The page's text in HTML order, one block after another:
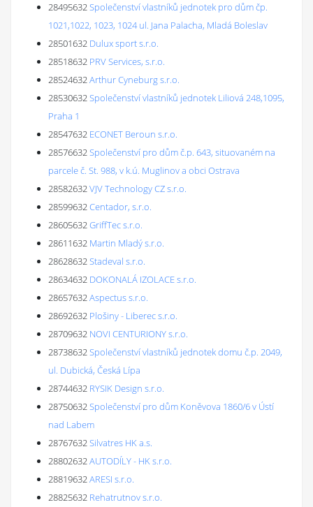
28495632Společenství vlastníků jednotek pro dům čp.
1021,1022, 1023, 1024 ul. Jana Palacha, Mladá Boleslav
28501632 Dulux sport s.r.o.
28518632 PRV Services, s.r.o.
28524632Arthur Cyneburg s.r.o.
28530632Společenství vlastníků jednotek Liliová 248,1095,
Praha 1
28547632 ECONET Beroun s.r.o.
28576632Společenství pro dům č.p. 643, situovaném na
parcele č. St. 988, v k.ú. Muglinov a obci Ostrava
28582632VJV Technology CZ s.r.o.
28599632Centador, s.r.o.
28605632GriffTec s.r.o.
28611632 Martin Mladý s.r.o.
28628632Stadeval s.r.o.
28634632 DOKONALÁ IZOLACE s.r.o.
28657632Aspectus s.r.o.
28692632 Plošiny - Liberec s.r.o.
28709632 NOVI CENTURIONY s.r.o.
28738632Společenství vlastníků jednotek domu č.p. 2049,
ul. Dubická, Česká Lípa
28744632 RYSIK Design s.r.o.
28750632Společenství pro dům Koněvova 1860/6 v Ústí
nad Labem
28767632Silvatres HK a.s.
28802632AUTODÍLY - HK s.r.o.
28819632ARESI s.r.o.
28825632 Rehatrutnov s.r.o.